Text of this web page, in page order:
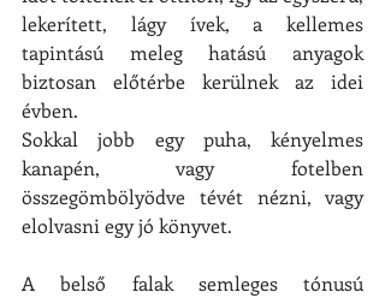
lekerített, lágy ívek, a kellemes
tapintású meleg hatású anyagok
biztosan előtérbe kerülnek az idei
évben.
Sokkal jobb egy puha, kényelmes
kanapén, vagy fotelben
összegömbölyödve tévét nézni, vagy
elolvasni egy jó könyvet.
A belső falak semleges tónusú